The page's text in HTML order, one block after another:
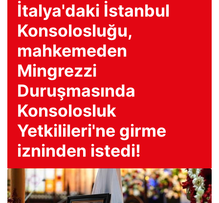
İtalya'daki İstanbul
Konsolosluğu,
mahkemeden
Mingrezzi
Duruşmasında
Konsolosluk
Yetkilileri'ne girme
izninden istedi!